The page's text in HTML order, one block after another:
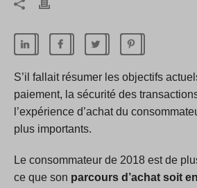
S’il fallait résumer les objectifs
paiement, la sécurité des
l’expérience d’achat du
plus importants.
Le consommateur de 2018 est de
ce que son parcours d’achat soit